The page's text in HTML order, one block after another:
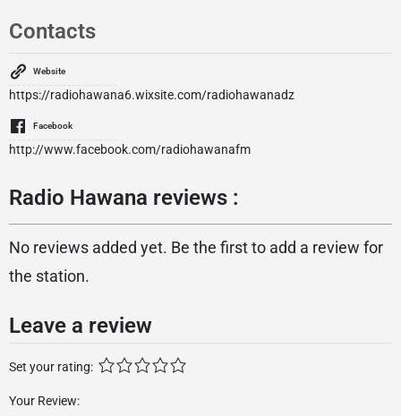
Contacts
Website
https://radiohawana6.wixsite.com/radiohawanadz
Facebook
http://www.facebook.com/radiohawanafm
Radio Hawana reviews :
No reviews added yet. Be the first to add a review for
the station.
Leave a review
Set your rating:
Your Review: